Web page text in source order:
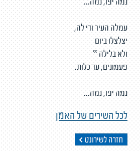
נמה יפו, נמה...
עמלה העיר ודי לה,
יצלצלו ביום
ולא בלילה ‟
פעמונים, עד כלות.
נמה יפו, נמה...
לכל השירים של האמן